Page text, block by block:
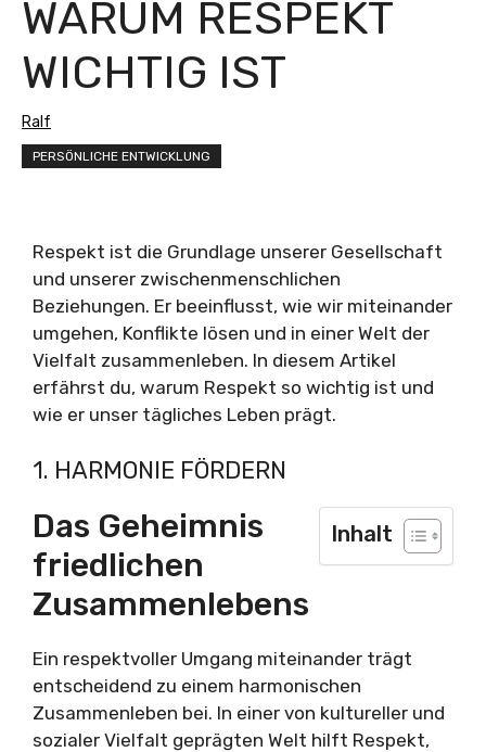
WARUM RESPEKT
WICHTIG IST
Ralf
PERSÖNLICHE ENTWICKLUNG
Respekt ist die Grundlage unserer Gesellschaft
und unserer zwischenmenschlichen
Beziehungen. Er beeinflusst, wie wir miteinander
umgehen, Konflikte lösen und in einer Welt der
Vielfalt zusammenleben. In diesem Artikel
erfährst du, warum Respekt so wichtig ist und
wie er unser tägliches Leben prägt.
1. HARMONIE FÖRDERN
Inhalt
Das Geheimnis
friedlichen
Zusammenlebens
Ein respektvoller Umgang miteinander trägt
entscheidend zu einem harmonischen
Zusammenleben bei. In einer von kultureller und
sozialer Vielfalt geprägten Welt hilft Respekt,